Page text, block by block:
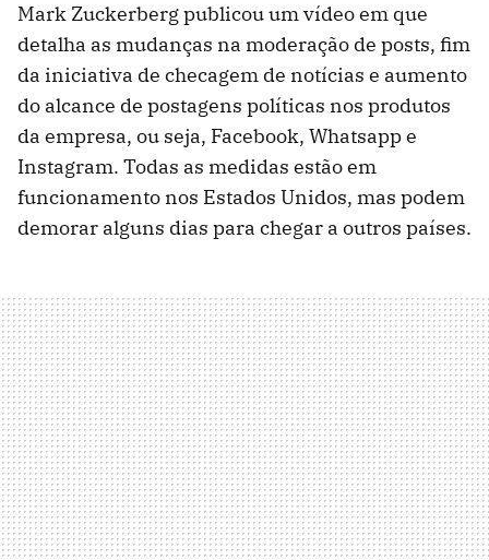
Mark Zuckerberg publicou um vídeo em que
detalha as mudanças na moderação de posts, fim
da iniciativa de checagem de notícias e aumento
do alcance de postagens políticas nos produtos
da empresa, ou seja, Facebook, Whatsapp e
Instagram. Todas as medidas estão em
funcionamento nos Estados Unidos, mas podem
demorar alguns dias para chegar a outros países.